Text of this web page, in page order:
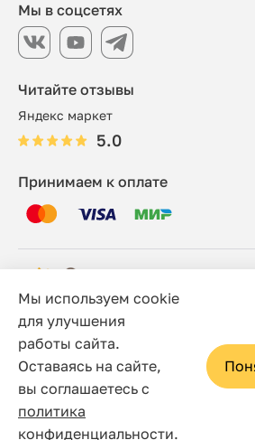
Читайте отзывы
Яндекс маркет
5.0
Принимаем к оплате
Мы в соцсетях
© 2006 - 2026 Этно-шоп, Интернет-
Политика конфиденциальности
Сайт носит исключительно
ни при каких условиях не является
определяемой положениями статьи
кодекса Российской Федерации
Мы используем cookie
для улучшения
работы сайта.
Оставаясь на сайте,
вы соглашаетесь с
политика
конфиденциальности.